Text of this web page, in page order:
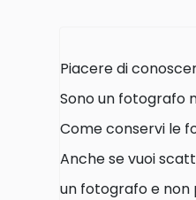
Piacere di
Sono un fotografo
Come conservi le
Anche se vuoi
un fotografo e